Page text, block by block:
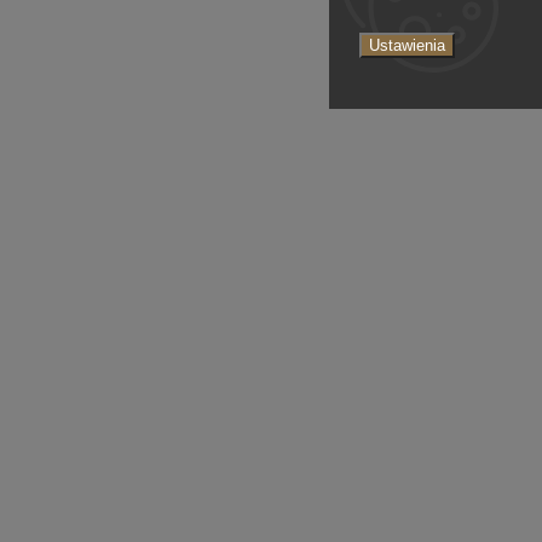
Ustawienia